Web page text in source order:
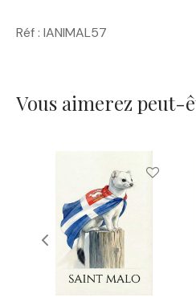
Réf : IANIMAL57
Vous aimerez peut-